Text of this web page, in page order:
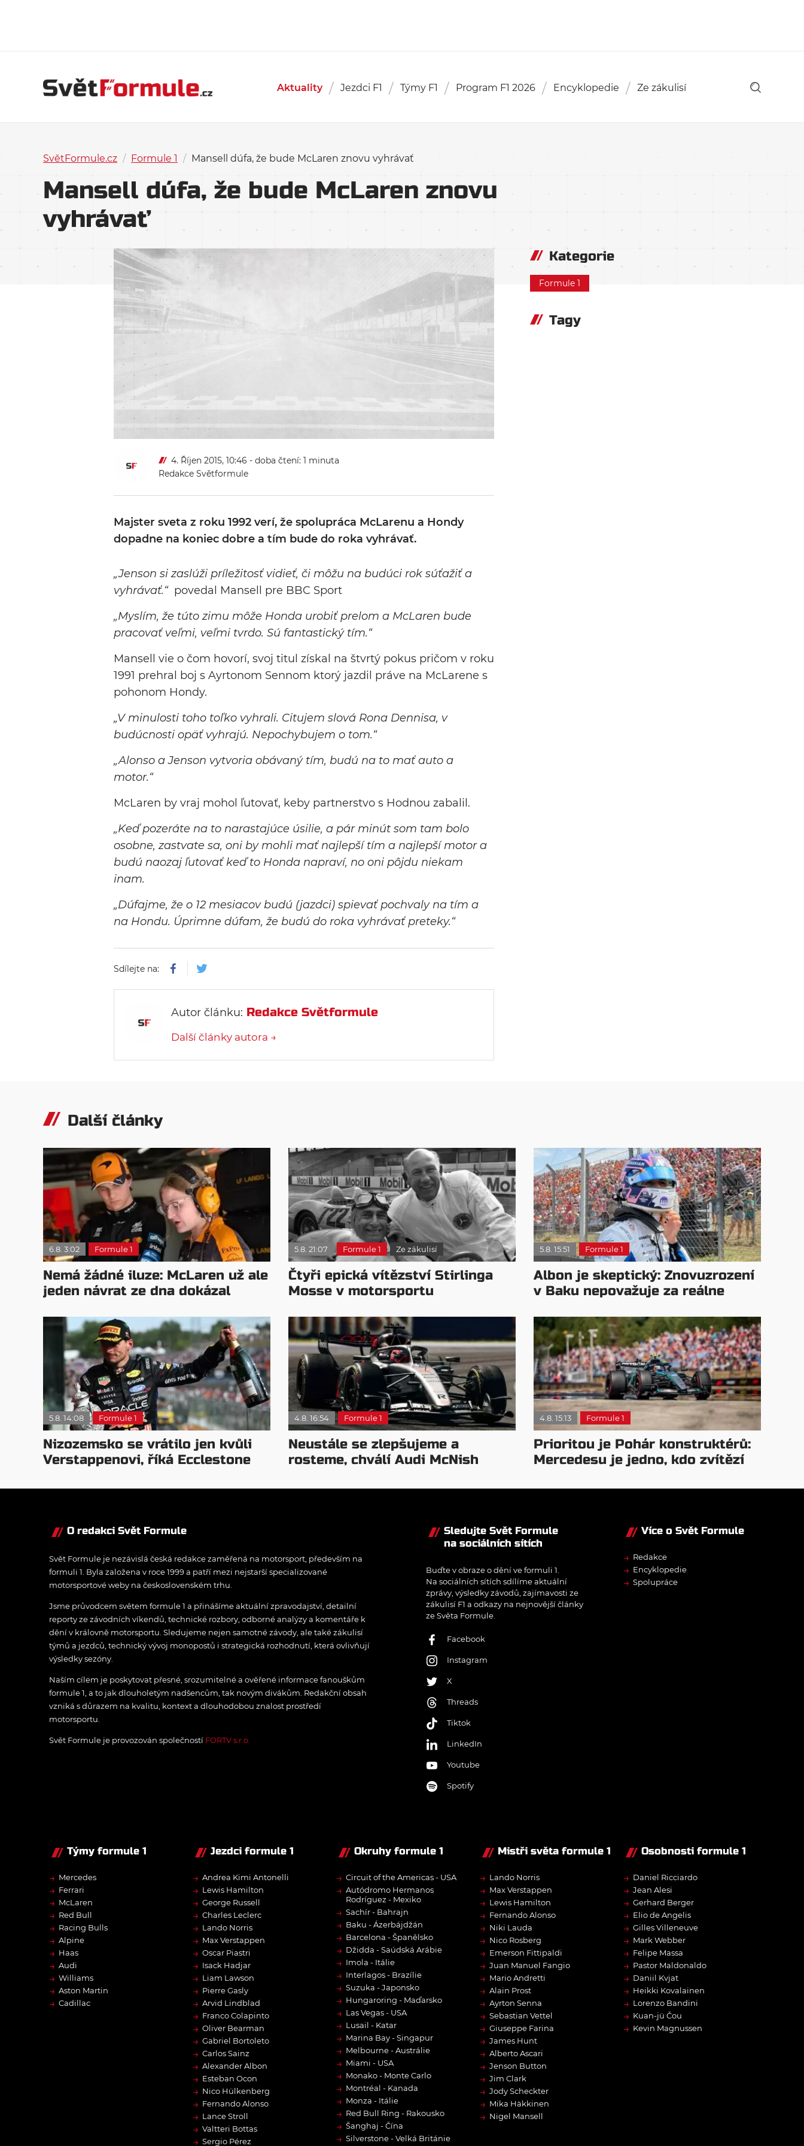
Aktuality Jezdci F1 Týmy F1 Program F1 2026 Encyklopedie Ze zákulisí
SvětFormule.cz / Formule 1 / Mansell dúfa, že bude McLaren znovu vyhrávať
Mansell dúfa, že bude McLaren znovu
vyhrávať
4. Říjen 2015, 10:46 - doba čtení: 1 minuta
Redakce Světformule
Majster sveta z roku 1992 verí, že spolupráca McLarenu a Hondy
dopadne na koniec dobre a tím bude do roka vyhrávať.
„Jenson si zaslúži príležitosť vidieť, či môžu na budúci rok súťažiť a
vyhrávať.“ povedal Mansell pre BBC Sport
„Myslím, že túto zimu môže Honda urobiť prelom a McLaren bude
pracovať veľmi, veľmi tvrdo. Sú fantastický tím.“
Mansell vie o čom hovorí, svoj titul získal na štvrtý pokus pričom v roku
1991 prehral boj s Ayrtonom Sennom ktorý jazdil práve na McLarene s
pohonom Hondy.
„V minulosti toho toľko vyhrali. Citujem slová Rona Dennisa, v
budúcnosti opäť vyhrajú. Nepochybujem o tom.“
„Alonso a Jenson vytvoria obávaný tím, budú na to mať auto a
motor.“
McLaren by vraj mohol ľutovať, keby partnerstvo s Hodnou zabalil.
„Keď pozeráte na to narastajúce úsilie, a pár minút som tam bolo
osobne, zastvate sa, oni by mohli mať najlepší tím a najlepší motor a
budú naozaj ľutovať keď to Honda napraví, no oni pôjdu niekam
inam.
„Dúfajme, že o 12 mesiacov budú (jazdci) spievať pochvaly na tím a
na Hondu. Úprimne dúfam, že budú do roka vyhrávať preteky.“
Sdílejte na:
Autor článku: Redakce Světformule
Další články autora →
Kategorie
Formule 1
Tagy
Další články
6.8. 3:02 Formule 1
Nemá žádné iluze: McLaren už ale
jeden návrat ze dna dokázal
5.8. 21:07 Formule 1 Ze zákulisí
Čtyři epická vítězství Stirlinga
Mosse v motorsportu
5.8. 15:51 Formule 1
Albon je skeptický: Znovuzrození
v Baku nepovažuje za reálne
5.8. 14:08 Formule 1
Nizozemsko se vrátilo jen kvůli
Verstappenovi, říká Ecclestone
4.8. 16:54 Formule 1
Neustále se zlepšujeme a
rosteme, chválí Audi McNish
4.8. 15:13 Formule 1
Prioritou je Pohár konstruktérů:
Mercedesu je jedno, kdo zvítězí
O redakci Svět Formule
Svět Formule je nezávislá česká redakce zaměřená na motorsport, především na
formuli 1. Byla založena v roce 1999 a patří mezi nejstarší specializované
motorsportové weby na československém trhu.
Jsme průvodcem světem formule 1 a přinášíme aktuální zpravodajství, detailní
reporty ze závodních víkendů, technické rozbory, odborné analýzy a komentáře k
dění v královně motorsportu. Sledujeme nejen samotné závody, ale také zákulisí
týmů a jezdců, technický vývoj monopostů i strategická rozhodnutí, která ovlivňují
výsledky sezóny.
Naším cílem je poskytovat přesné, srozumitelné a ověřené informace fanouškům
formule 1, a to jak dlouholetým nadšencům, tak novým divákům. Redakční obsah
vzniká s důrazem na kvalitu, kontext a dlouhodobou znalost prostředí
motorsportu.
Svět Formule je provozován společností FORTV s.r.o.
Sledujte Svět Formule
na sociálních sítích
Buďte v obraze o dění ve formuli 1.
Na sociálních sítích sdílíme aktuální
zprávy, výsledky závodů, zajímavosti ze
zákulisí F1 a odkazy na nejnovější články
ze Světa Formule.
Facebook
Instagram
X
Threads
Tiktok
LinkedIn
Youtube
Spotify
Více o Svět Formule
→ Redakce
→ Encyklopedie
→ Spolupráce
Týmy formule 1
→ Mercedes
→ Ferrari
→ McLaren
→ Red Bull
→ Racing Bulls
→ Alpine
→ Haas
→ Audi
→ Williams
→ Aston Martin
→ Cadillac
Jezdci formule 1
→ Andrea Kimi Antonelli
→ Lewis Hamilton
→ George Russell
→ Charles Leclerc
→ Lando Norris
→ Max Verstappen
→ Oscar Piastri
→ Isack Hadjar
→ Liam Lawson
→ Pierre Gasly
→ Arvid Lindblad
→ Franco Colapinto
→ Oliver Bearman
→ Gabriel Bortoleto
→ Carlos Sainz
→ Alexander Albon
→ Esteban Ocon
→ Nico Hülkenberg
→ Fernando Alonso
→ Lance Stroll
→ Valtteri Bottas
→ Sergio Pérez
Okruhy formule 1
→ Circuit of the Americas - USA
→ Autódromo Hermanos
Rodríguez - Mexiko
→ Sachír - Bahrajn
→ Baku - Ázerbájdžán
→ Barcelona - Španělsko
→ Džidda - Saúdská Arábie
→ Imola - Itálie
→ Interlagos - Brazílie
→ Suzuka - Japonsko
→ Hungaroring - Maďarsko
→ Las Vegas - USA
→ Lusail - Katar
→ Marina Bay - Singapur
→ Melbourne - Austrálie
→ Miami - USA
→ Monako - Monte Carlo
→ Montréal - Kanada
→ Monza - Itálie
→ Red Bull Ring - Rakousko
→ Šanghaj - Čína
→ Silverstone - Velká Británie
Mistři světa formule 1
→ Lando Norris
→ Max Verstappen
→ Lewis Hamilton
→ Fernando Alonso
→ Niki Lauda
→ Nico Rosberg
→ Emerson Fittipaldi
→ Juan Manuel Fangio
→ Mario Andretti
→ Alain Prost
→ Ayrton Senna
→ Sebastian Vettel
→ Giuseppe Farina
→ James Hunt
→ Alberto Ascari
→ Jenson Button
→ Jim Clark
→ Jody Scheckter
→ Mika Häkkinen
→ Nigel Mansell
Osobnosti formule 1
→ Daniel Ricciardo
→ Jean Alesi
→ Gerhard Berger
→ Elio de Angelis
→ Gilles Villeneuve
→ Mark Webber
→ Felipe Massa
→ Pastor Maldonaldo
→ Daniil Kvjat
→ Heikki Kovalainen
→ Lorenzo Bandini
→ Kuan-jü Čou
→ Kevin Magnussen